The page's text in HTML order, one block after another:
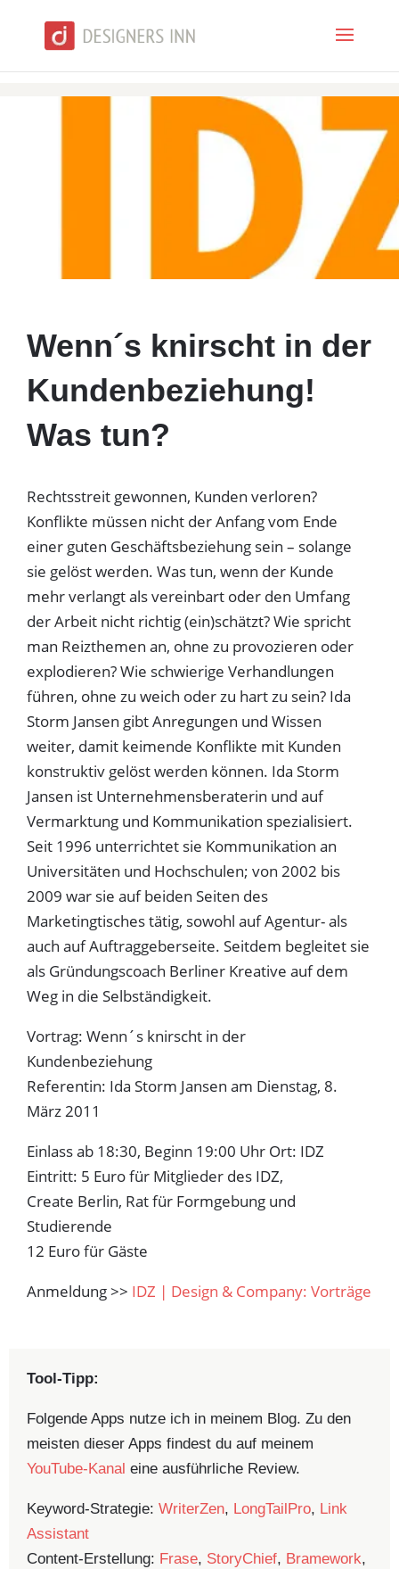
Wenn´s knirscht in der
Kundenbeziehung!
Was tun?
Rechtsstreit gewonnen, Kunden verloren?
Konflikte müssen nicht der Anfang vom Ende
einer guten Geschäftsbeziehung sein – solange
sie gelöst werden. Was tun, wenn der Kunde
mehr verlangt als vereinbart oder den Umfang
der Arbeit nicht richtig (ein)schätzt? Wie spricht
man Reizthemen an, ohne zu provozieren oder
explodieren? Wie schwierige Verhandlungen
führen, ohne zu weich oder zu hart zu sein? Ida
Storm Jansen gibt Anregungen und Wissen
weiter, damit keimende Konflikte mit Kunden
konstruktiv gelöst werden können. Ida Storm
Jansen ist Unternehmensberaterin und auf
Vermarktung und Kommunikation spezialisiert.
Seit 1996 unterrichtet sie Kommunikation an
Universitäten und Hochschulen; von 2002 bis
2009 war sie auf beiden Seiten des
Marketingtisches tätig, sowohl auf Agentur- als
auch auf Auftraggeberseite. Seitdem begleitet sie
als Gründungscoach Berliner Kreative auf dem
Weg in die Selbständigkeit.
Vortrag: Wenn´s knirscht in der
Kundenbeziehung
Referentin: Ida Storm Jansen am Dienstag, 8.
März 2011
Einlass ab 18:30, Beginn 19:00 Uhr Ort: IDZ
Eintritt: 5 Euro für Mitglieder des IDZ,
Create Berlin, Rat für Formgebung und
Studierende
12 Euro für Gäste
Anmeldung >> IDZ | Design & Company: Vorträge
Tool-Tipp:
Folgende Apps nutze ich in meinem Blog. Zu den
meisten dieser Apps findest du auf meinem
YouTube-Kanal eine ausführliche Review.
Keyword-Strategie: WriterZen, LongTailPro, Link
Assistant
Content-Erstellung: Frase, StoryChief, Bramework,